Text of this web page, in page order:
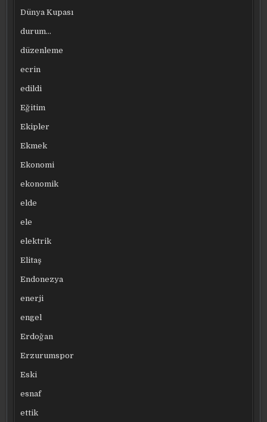
Dünya Kupası
durum…
düzenleme
ecrin
edildi
Eğitim
Ekipler
Ekmek
Ekonomi
ekonomik
elde
ele
elektrik
Elitaş
Endonezya
enerji
engel
Erdoğan
Erzurumspor
Eski
esnaf
ettik